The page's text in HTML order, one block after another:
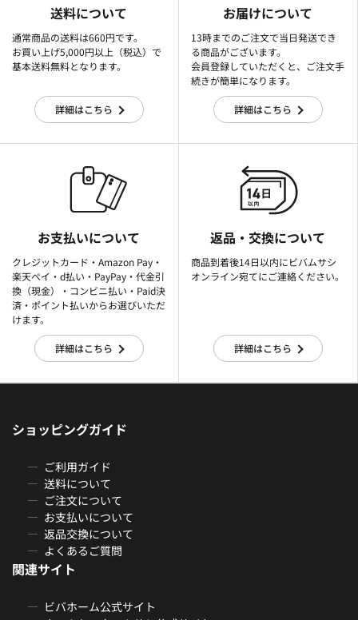
送料について
通常商品の送料は660円です。
お買い上げ5,000円以上（税込）で
基本送料無料となります。
詳細はこちら
お届けについて
13時までのご注文で当日発送でき
る商品がございます。
会員登録していただくと、ご注文手
続きが簡単になります。
詳細はこちら
お支払いについて
クレジットカード・Amazon Pay・
楽天ぺイ・d払い・PayPay・代金引
換（現金）・コンビニ払い・Paid決
済・ポイント払いからお選びいただ
けます。
詳細はこちら
返品・交換について
商品到着後14日以内にビバムサシ
オンライン宛てにご連絡ください。
詳細はこちら
ショッピングガイド
ご利用ガイド
送料について
ご注文について
お支払いについて
返品交換について
よくあるご質問
関連サイト
ビバホーム公式サイト